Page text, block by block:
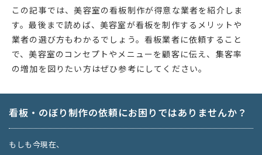
この記事では、美容室の看板制作が得意な業者を紹介しま
す。最後まで読めば、美容室が看板を制作するメリットや
業者の選び方もわかるでしょう。看板業者に依頼すること
で、美容室のコンセプトやメニューを顧客に伝え、集客率
の増加を図りたい方はぜひ参考にしてください。
看板・のぼり制作の依頼にお困りではありませんか？
もしも今現在、